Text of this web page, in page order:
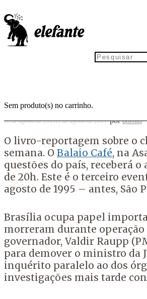
Sem produto(s) no carrinho.
Corumbiara, caso
será lançado em
10 de agosto de 201511 de agosto de 2015 poradmin
O livro-reportagem sobre o
semana. O Balaio Café, na
questões do país, receberá o
de 20h. Este é o terceiro
agosto de 1995 – antes, São
Brasília ocupa papel
morreram durante operação
governador, Valdir Raupp
para demover o ministro da
inquérito paralelo ao dos
investigações mais tarde